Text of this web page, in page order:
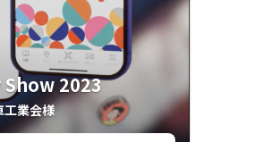
2023
工業会様